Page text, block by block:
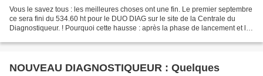
Vous le savez tous : les meilleures choses ont une fin. Le premier septembre
ce sera fini du 534.60 ht pour le DUO DIAG sur le site de la Centrale du
Diagnostiqueur. ! Pourquoi cette hausse : après la phase de lancement et les
NOUVEAU DIAGNOSTIQUEUR : Quelques